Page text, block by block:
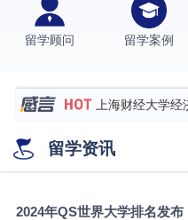
留学顾问 留学案例
格拉斯哥大学国
伯明翰大学数
Offer
上海财经大学
硕士录取
数学背景的他，
专科逆袭伦敦大
留学资讯
2024年QS世界大学排名发布